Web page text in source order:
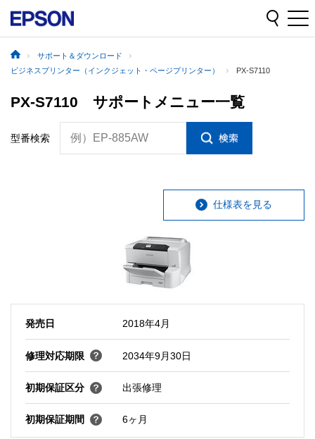
サポート＆ダウンロード
ビジネスプリンター（インクジェット・ページプリンター）
PX-S7110
PX-S7110 サポートメニュー一覧
型番検索 例）EP-885AW
仕様表を見る
発売日 2018年4月
修理対応期限 2034年9月30日
初期保証区分 出張修理
初期保証期間 6ヶ月